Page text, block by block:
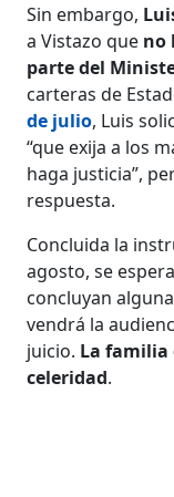
Sin embargo,
a Vistazo que no
parte del
carteras de
de julio, Luis
“que exija a los
haga justicia”,
respuesta.
Concluida la
agosto, se
concluyan
vendrá la
juicio. La familia
celeridad.